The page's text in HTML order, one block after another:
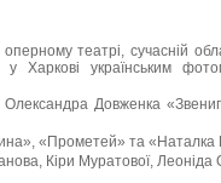
театрі, сучасній
у Харкові українським
Олександра Довженка
«Прометей» та
Кіри Муратової,